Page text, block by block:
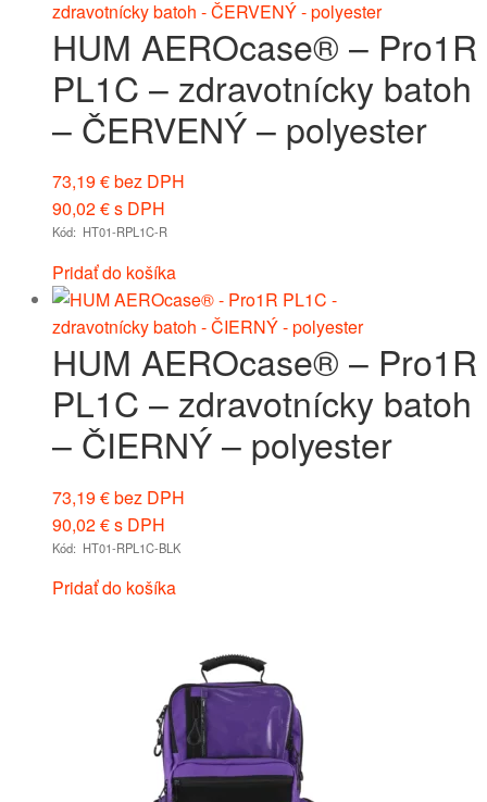
HUM AEROcase® – Pro1R
PL1C – zdravotnícky batoh
– ČERVENÝ – polyester
73,19€bez DPH
90,02€s DPH
Kód: HT01-RPL1C-R
Pridať do košíka
HUM AEROcase® – Pro1R
PL1C – zdravotnícky batoh
– ČIERNÝ – polyester
73,19€bez DPH
90,02€s DPH
Kód: HT01-RPL1C-BLK
Pridať do košíka